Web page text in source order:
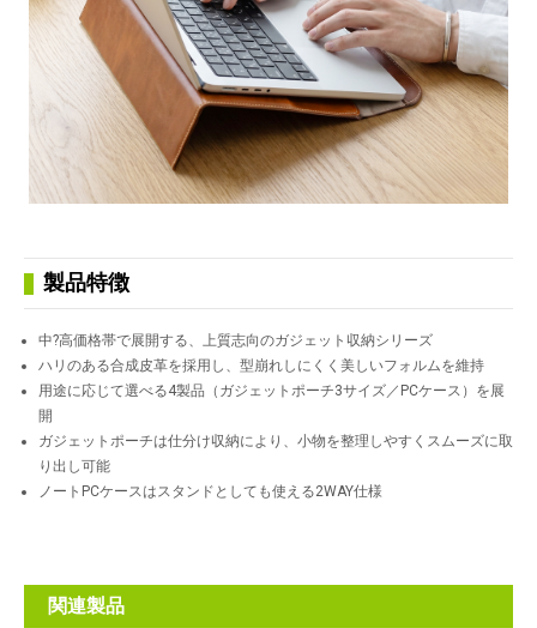
製品特徴
中?高価格帯で展開する、上質志向のガジェット収納シリーズ
ハリのある合成皮革を採用し、型崩れしにくく美しいフォルムを維持
用途に応じて選べる4製品（ガジェットポーチ3サイズ／PCケース）を展
開
ガジェットポーチは仕分け収納により、小物を整理しやすくスムーズに取
り出し可能
ノートPCケースはスタンドとしても使える2WAY仕様
関連製品